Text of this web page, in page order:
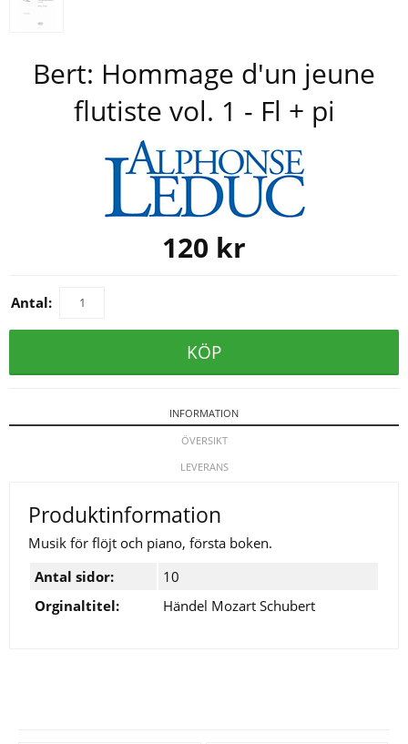
Bert: Hommage d'un jeune
flutiste vol. 1 - Fl + pi
120 kr
Antal:
KÖP
INFORMATION
ÖVERSIKT
LEVERANS
Produktinformation
Musik för flöjt och piano, första boken.
Antal sidor:
10
Orginaltitel:
Händel Mozart Schubert